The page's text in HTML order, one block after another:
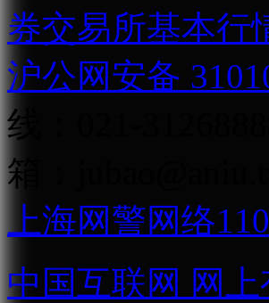
券交易所基本行
沪公网安备
线：021-31268888
箱：
上海网警网络110
中国互联网 网